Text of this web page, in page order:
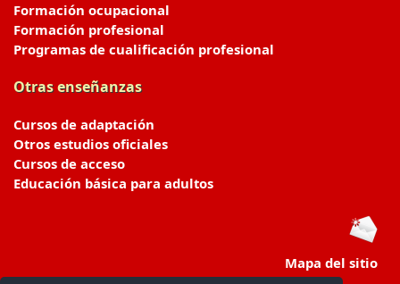
Formación ocupacional
Formación profesional
Programas de cualificación profesional
Otras enseñanzas
Cursos de adaptación
Otros estudios oficiales
Cursos de acceso
Educación básica para adultos
Mapa del sitio